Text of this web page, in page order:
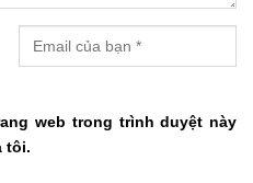
web trong trình duyệt này
tôi.